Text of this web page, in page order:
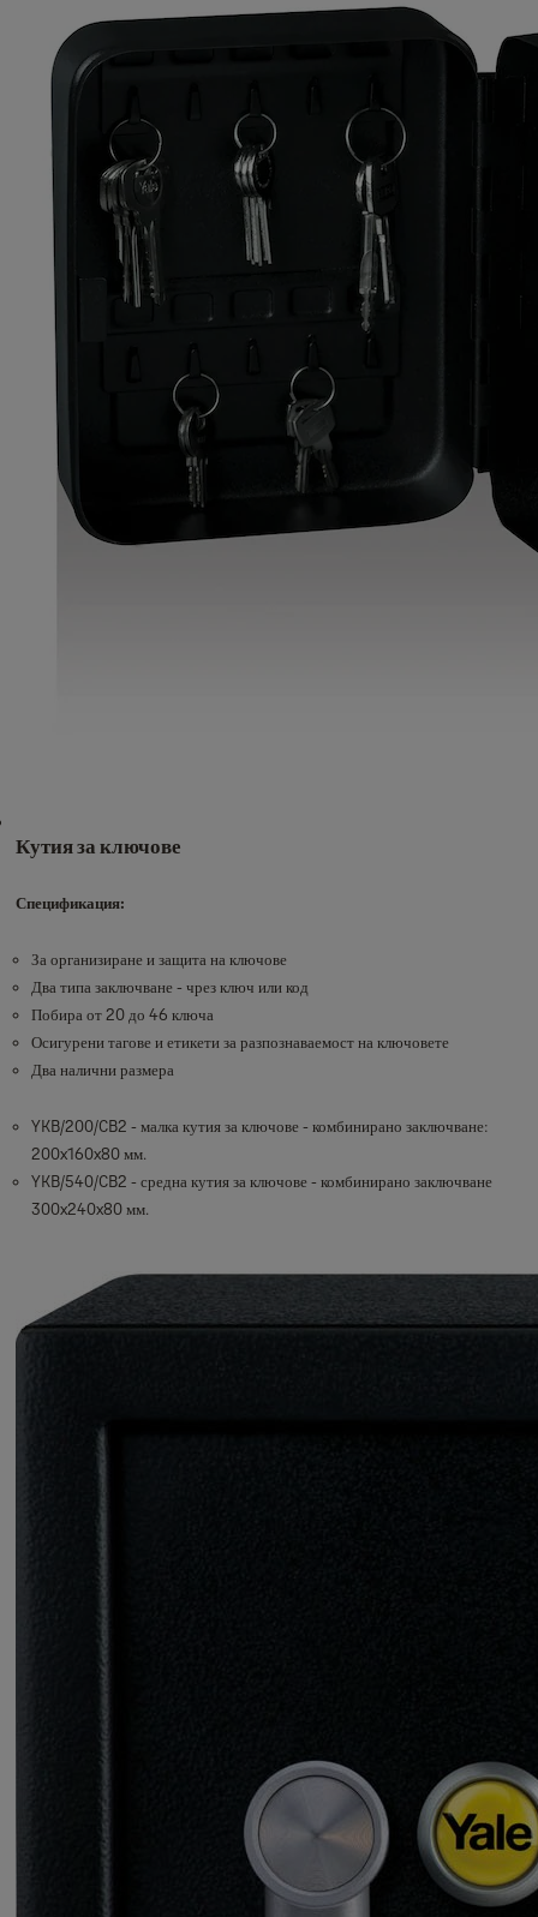
Кутия за ключове
Спецификация:
За организиране и защита на ключове
Два типа заключване - чрез ключ или код
Побира от 20 до 46 ключа
Осигурени тагове и етикети за разпознаваемост на ключовете
Два налични размера
YKB/200/CB2 - малка кутия за ключове - комбинирано заключване:
200x160x80 мм.
YKB/540/CB2 - средна кутия за ключове - комбинирано заключване
300x240x80 мм.